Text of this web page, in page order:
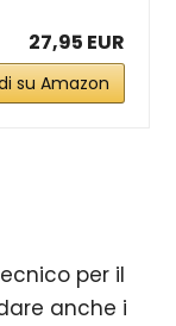
27,95 EUR
su Amazon
per il
anche i